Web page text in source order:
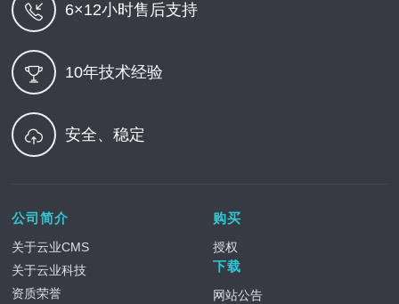
6×12小时售后支持
10年技术经验
安全、稳定
公司简介
关于云业CMS
关于云业科技
资质荣誉
购买
授权
下载
网站公告